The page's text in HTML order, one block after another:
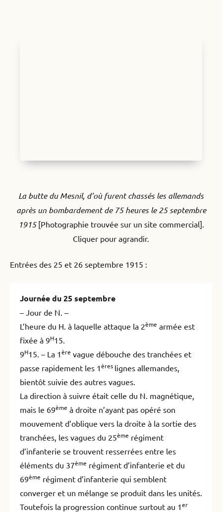
La butte du Mesnil, d’où furent chassés les allemands
après un bombardement de 75 heures le 25 septembre
1915[Photographie trouvée sur un site commercial].
Cliquer pour agrandir.
Entrées des 25 et 26 septembre 1915 :
Journée du 25 septembre
– Jour de N. –
L’heure du H. à laquelle attaque la 2ème armée est
fixée à 9H15.
9H15. – La 1ère vague débouche des tranchées et
passe rapidement les 1ères lignes allemandes,
bientôt suivie des autres vagues.
La direction à suivre était celle du N. magnétique,
mais le 69ème à droite n’ayant pas opéré son
mouvement d’oblique vers la droite à la sortie des
tranchées, les vagues du 25ème régiment
d’infanterie se trouvent resserrées entre les
éléments du 37ème régiment d’infanterie et du
69ème régiment d’infanterie qui semblent
converger et un mélange se produit dans les unités.
Toutefois la progression continue surtout au 1er